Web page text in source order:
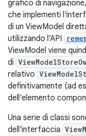
grafico di
che implementi
di un ViewModel
utilizzando l'API
ViewModel viene
di
relativo
definitivamente (ad
dell'elemento
Una serie di classi
dell'interfaccia